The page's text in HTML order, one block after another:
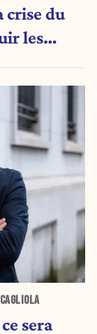
crise du
les
sera